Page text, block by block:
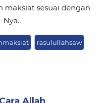
maksiat sesuai dengan
rasulullahsaw
Allah